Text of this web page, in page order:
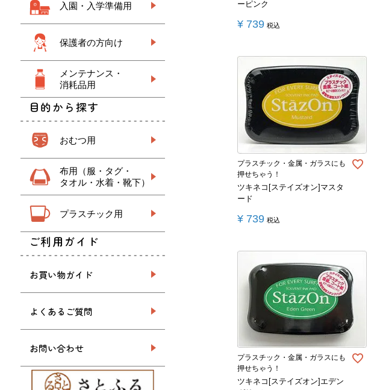
入園・入学準備用
保護者の方向け
メンテナンス・
消耗品用
目的から探す
おむつ用
布用（服・タグ・
タオル・水着・靴下）
プラスチック用
ご利用ガイド
お買い物ガイド
よくあるご質問
お問い合わせ
ーピンク
¥ 739 税込
プラスチック・金属・ガラスにも
押せちゃう！
ツキネコ[ステイズオン]マスタ
ード
¥ 739 税込
プラスチック・金属・ガラスにも
押せちゃう！
ツキネコ[ステイズオン]エデン